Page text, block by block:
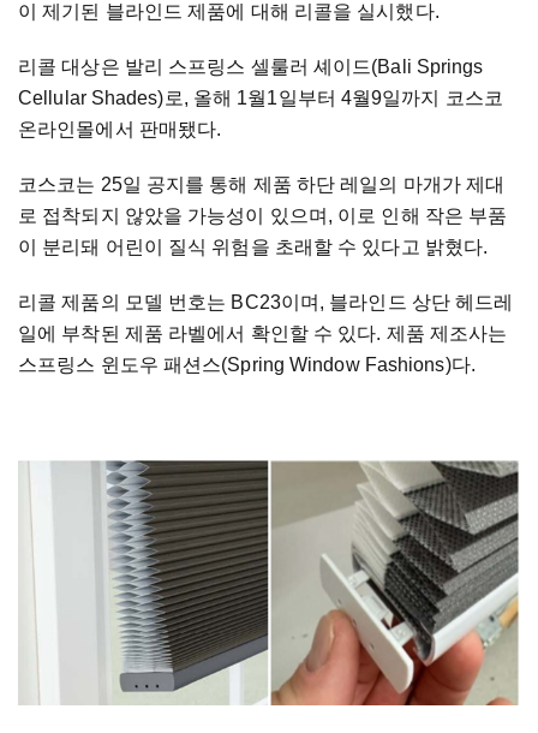
이 제기된 블라인드 제품에 대해 리콜을 실시했다.
리콜 대상은 발리 스프링스 셀룰러 셰이드(Bali Springs
Cellular Shades)로, 올해 1월1일부터 4월9일까지 코스코
온라인몰에서 판매됐다.
코스코는 25일 공지를 통해 제품 하단 레일의 마개가 제대
로 접착되지 않았을 가능성이 있으며, 이로 인해 작은 부품
이 분리돼 어린이 질식 위험을 초래할 수 있다고 밝혔다.
리콜 제품의 모델 번호는 BC23이며, 블라인드 상단 헤드레
일에 부착된 제품 라벨에서 확인할 수 있다. 제품 제조사는
스프링스 윈도우 패션스(Spring Window Fashions)다.